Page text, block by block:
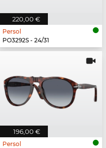
220,00 €
Persol
PO3292S - 24/31
196,00 €
Persol